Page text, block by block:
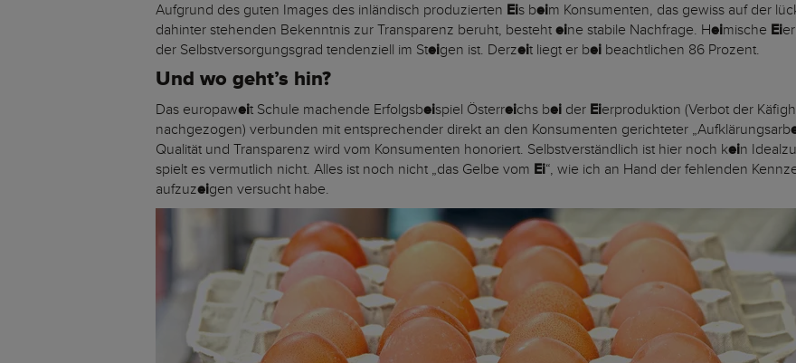
Aufgrund des guten Images des inländisch produzierten Eis beim Konsumenten, das gewiss auf der
dahinter stehenden Bekenntnis zur Transparenz beruht, besteht eine stabile Nachfrage. Heimische Ei
der Selbstversorgungsgrad tendenziell im Steigen ist. Derzeit liegt er bei beachtlichen 86 Prozent.
Und wo geht’s hin?
Das europaweit Schule machende Erfolgsbeispiel Österreichs bei der Eierproduktion (Verbot der
nachgezogen) verbunden mit entsprechender direkt an den Konsumenten gerichteter „Aufklärungsarb
Qualität und Transparenz wird vom Konsumenten honoriert. Selbstverständlich ist hier noch kein
spielt es vermutlich nicht. Alles ist noch nicht „das Gelbe vom Ei“, wie ich an Hand der fehlenden
aufzuzeigen versucht habe.